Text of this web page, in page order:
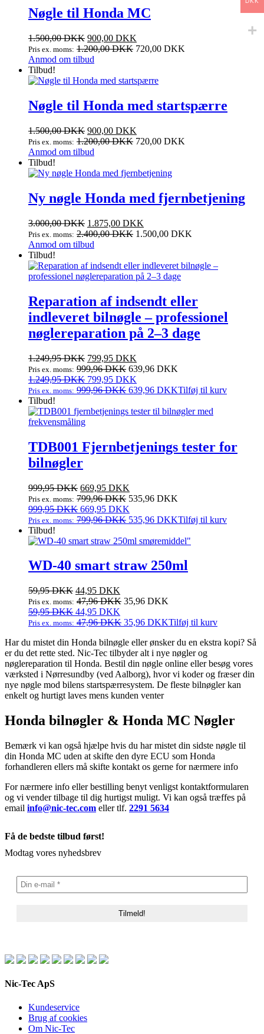
Nøgle til Honda MC
1.500,00DKK Den
oprindelige
pris
1.500,00 DKK.
900,00 DKK
aktuelle
900,00 DKK.
Pris ex. moms: 1.200,00DKK 720,00 DKK
Anmod om tilbud
Tilbud!
Nøgle til Honda med startspærre
1.500,00DKK Den
oprindelige
pris
1.500,00 DKK.
900,00 DKK
aktuelle
900,00 DKK.
Pris ex. moms: 1.200,00DKK 720,00 DKK
Anmod om tilbud
Tilbud!
Ny nøgle Honda med fjernbetjening
3.000,00DKK Den
oprindelige
pris
3.000,00 DKK.
1.875,00 DKK
aktuelle
1.875,00 DKK.
Pris ex. moms: 2.400,00DKK 1.500,00 DKK
Anmod om tilbud
Tilbud!
Reparation af indsendt eller
indleveret bilnøgle – professionel
nøglereparation på 2–3 dage
1.249,95DKK Den
oprindelige
pris
var:
799,95 DKK
aktuelle
er:
Pris ex. moms: 999,96DKK 639,96 DKK
1.249,95DKK Den
oprindelige
var:
799,95 DKK
aktuelle
er:
Pris ex. moms: 999,96DKK 639,96 DKKTilføj til kurv
Tilbud!
TDB001 Fjernbetjenings tester for
bilnøgler
999,95DKK Den
oprindelige
pris
var:
669,95 DKK
aktuelle
er:
Pris ex. moms: 799,96DKK 535,96 DKK
999,95DKK Den
oprindelige
var:
669,95 DKK
aktuelle
er:
Pris ex. moms: 799,96DKK 535,96 DKKTilføj til kurv
Tilbud!
WD-40 smart straw 250ml
59,95DKK Den
oprindelige
pris
var:
44,95 DKK
aktuelle
er:
Pris ex. moms: 47,96DKK 35,96 DKK
59,95DKK Den
oprindelige
var:
59,95 DKK.
44,95 DKK
aktuelle
er:
44,95 DKK.
Pris ex. moms: 47,96DKK 35,96 DKKTilføj til kurv
Har du mistet din Honda bilnøgle eller ønsker du en ekstra kopi? Så
er du det rette sted. Nic-Tec tilbyder alt i nye nøgler og
nøglereparation til Honda. Bestil din nøgle online eller besøg vores
værksted i Nørresundby (ved Aalborg), hvor vi koder og fræser din
nye nøgle mod bilens startspærresystem. De fleste bilnøgler kan
enkelt og hurtigt laves mens kunden venter
Honda bilnøgler & Honda MC Nøgler
Bemærk vi kan også hjælpe hvis du har mistet din sidste nøgle til
din Honda MC uden at skifte den dyre ECU som Honda
forhandleren ellers må skifte kontakt os gerne for nærmere info
For nærmere info eller bestilling benyt venligst kontaktformularen
og vi vender tilbage til dig hurtigst muligt. Vi kan også træffes på
email info@nic-tec.com eller tlf. 2291 5634
Få de bedste tilbud først!
Modtag vores nyhedsbrev
Nic-Tec ApS
Kundeservice
Brug af cookies
Om Nic-Tec